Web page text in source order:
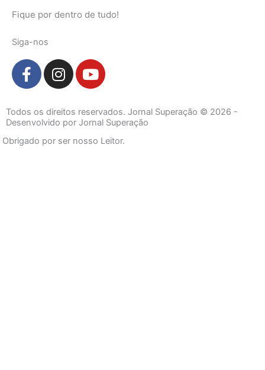
Fique por dentro de tudo!
Siga-nos
F
a
e
b
o
I
n
t
a
g
Y
o
t
u
b
Todos os direitos reservados. Jornal Superação © 2026 -
Desenvolvido por Jornal Superação
Obrigado por ser nosso Leitor.